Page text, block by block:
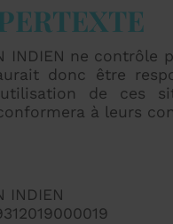
INDIEN ne
donc être
de ces
à leurs
INDIEN